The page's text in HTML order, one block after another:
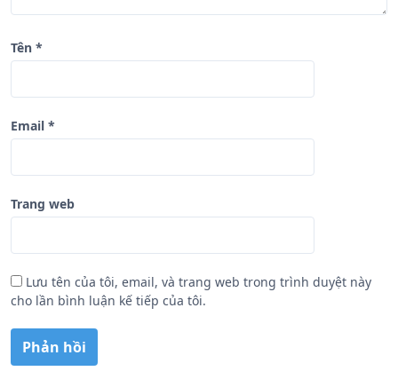
Tên *
Email *
Trang web
Lưu tên của tôi, email, và trang web trong trình duyệt này
cho lần bình luận kế tiếp của tôi.